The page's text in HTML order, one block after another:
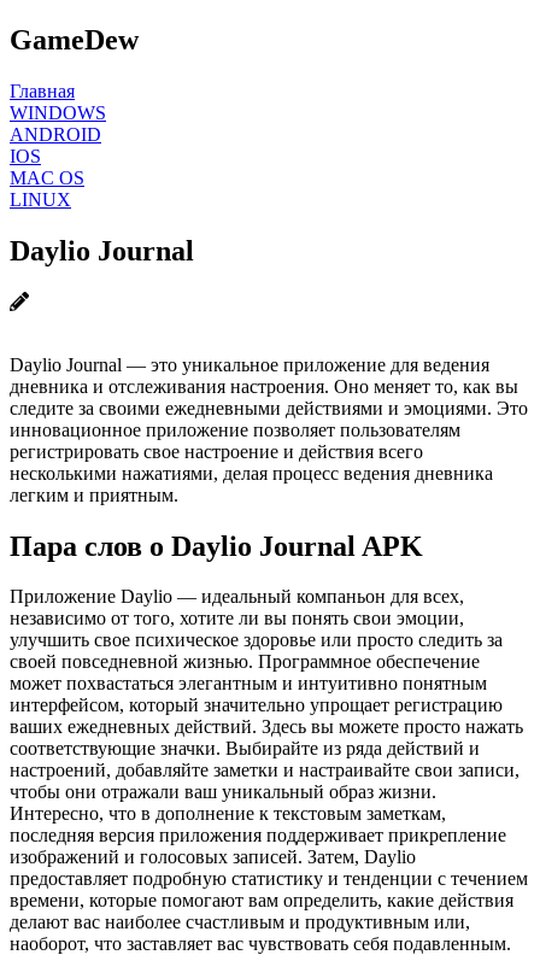
GameDew
Главная
WINDOWS
ANDROID
IOS
MAC OS
LINUX
Daylio Journal
Daylio Journal — это уникальное приложение для ведения
дневника и отслеживания настроения. Оно меняет то, как вы
следите за своими ежедневными действиями и эмоциями. Это
инновационное приложение позволяет пользователям
регистрировать свое настроение и действия всего
несколькими нажатиями, делая процесс ведения дневника
легким и приятным.
Пара слов о Daylio Journal APK
Приложение Daylio — идеальный компаньон для всех,
независимо от того, хотите ли вы понять свои эмоции,
улучшить свое психическое здоровье или просто следить за
своей повседневной жизнью. Программное обеспечение
может похвастаться элегантным и интуитивно понятным
интерфейсом, который значительно упрощает регистрацию
ваших ежедневных действий. Здесь вы можете просто нажать
соответствующие значки. Выбирайте из ряда действий и
настроений, добавляйте заметки и настраивайте свои записи,
чтобы они отражали ваш уникальный образ жизни.
Интересно, что в дополнение к текстовым заметкам,
последняя версия приложения поддерживает прикрепление
изображений и голосовых записей. Затем, Daylio
предоставляет подробную статистику и тенденции с течением
времени, которые помогают вам определить, какие действия
делают вас наиболее счастливым и продуктивным или,
наоборот, что заставляет вас чувствовать себя подавленным.